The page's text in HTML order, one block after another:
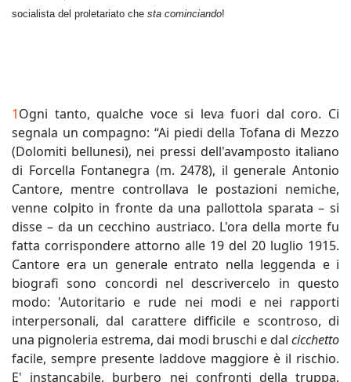
socialista del proletariato che sta cominciando!
1Ogni tanto, qualche voce si leva fuori dal coro. Ci
segnala un compagno: “Ai piedi della Tofana di Mezzo
(Dolomiti bellunesi), nei pressi dell'avamposto italiano
di Forcella Fontanegra (m. 2478), il generale Antonio
Cantore, mentre controllava le postazioni nemiche,
venne colpito in fronte da una pallottola sparata – si
disse – da un cecchino austriaco. L'ora della morte fu
fatta corrispondere attorno alle 19 del 20 luglio 1915.
Cantore era un generale entrato nella leggenda e i
biografi sono concordi nel descrivercelo in questo
modo: 'Autoritario e rude nei modi e nei rapporti
interpersonali, dal carattere difficile e scontroso, di
una pignoleria estrema, dai modi bruschi e dal cicchetto
facile, sempre presente laddove maggiore è il rischio.
E' instancabile, burbero nei confronti della truppa,